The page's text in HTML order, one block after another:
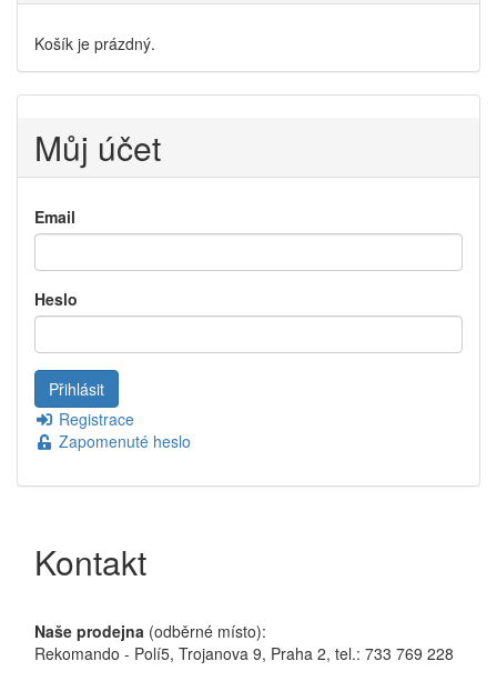
Košík je prázdný.
Můj účet
Email
Heslo
Registrace
Zapomenuté heslo
Kontakt
Naše prodejna (odběrné místo):
Rekomando - Polí5, Trojanova 9, Praha 2, tel.: 733 769 228